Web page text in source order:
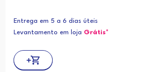
Entrega em 5 a 6 dias úteis
Levantamento em loja Grátis*